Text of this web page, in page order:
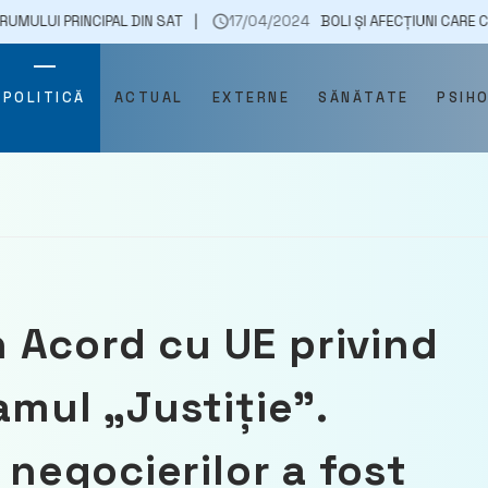
DIN SAT 17/04/2024 BOLI ȘI AFECȚIUNI CARE
POLITICĂ ACTUAL EXTERNE SĂNĂTATE
Acord cu UE privind
„Justiție”.
a fost